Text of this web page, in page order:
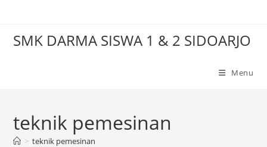
contentSMK DARMA SISWA 1 & 2 SIDOARJO
Menu
teknik pemesinan
> teknik pemesinan